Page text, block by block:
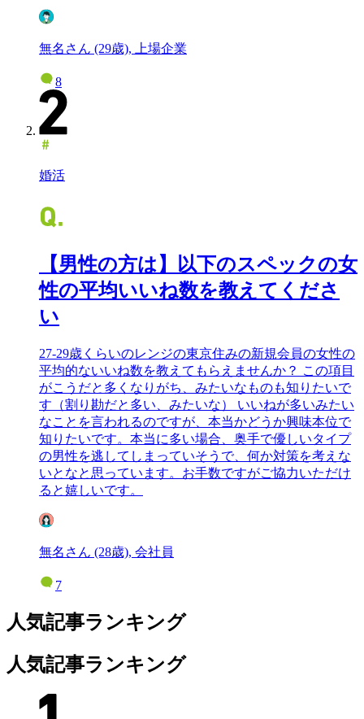
無名さん (29歳), 上場企業
8
婚活
【男性の方は】以下のスペックの女
性の平均いいね数を教えてくださ
い
27-29歳くらいのレンジの東京住みの新規会員の女性の
平均的ないいね数を教えてもらえませんか？ この項目
がこうだと多くなりがち、みたいなものも知りたいで
す（割り勘だと多い、みたいな） いいねが多いみたい
なことを言われるのですが、本当かどうか興味本位で
知りたいです。本当に多い場合、奥手で優しいタイプ
の男性を逃してしまっていそうで、何か対策を考えな
いとなと思っています。お手数ですがご協力いただけ
ると嬉しいです。
無名さん (28歳), 会社員
7
人気記事ランキング
人気記事ランキング